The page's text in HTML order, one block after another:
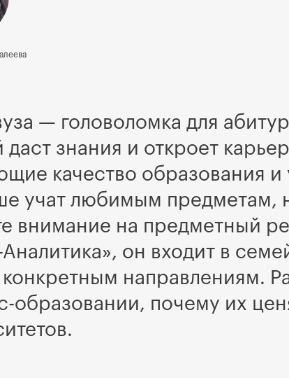
— головоломка для
даст знания и откроет
качество образования и
учат любимым предметам,
внимание на предметный
он входит в
направлениям.
образовании, почему их